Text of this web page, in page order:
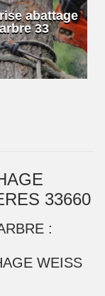
abattage
33
33660
:
WEISS